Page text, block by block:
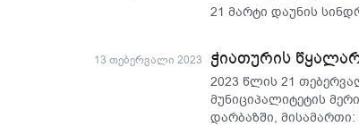
21 მარტი დაუნის
13 თებერვალი 2023 ჭიათურის
2023 წლის 21
მუნიციპალიტეტის
დარბაზში, მისამართი: